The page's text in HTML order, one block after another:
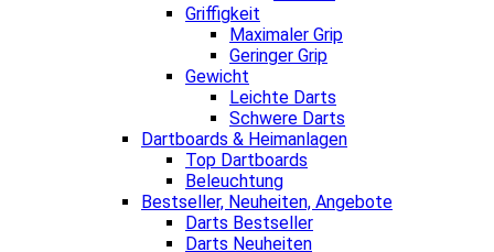
Griffigkeit
Maximaler Grip
Geringer Grip
Gewicht
Leichte Darts
Schwere Darts
Dartboards & Heimanlagen
Top Dartboards
Beleuchtung
Bestseller, Neuheiten, Angebote
Darts Bestseller
Darts Neuheiten